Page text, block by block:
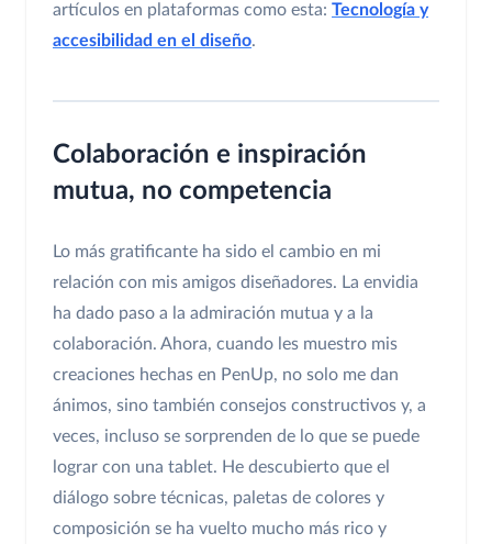
artículos en plataformas como esta: Tecnología y
accesibilidad en el diseño.
Colaboración e inspiración
mutua, no competencia
Lo más gratificante ha sido el cambio en mi
relación con mis amigos diseñadores. La envidia
ha dado paso a la admiración mutua y a la
colaboración. Ahora, cuando les muestro mis
creaciones hechas en PenUp, no solo me dan
ánimos, sino también consejos constructivos y, a
veces, incluso se sorprenden de lo que se puede
lograr con una tablet. He descubierto que el
diálogo sobre técnicas, paletas de colores y
composición se ha vuelto mucho más rico y